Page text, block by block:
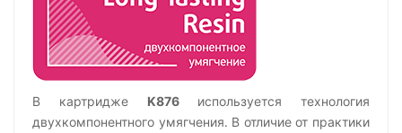
В картридже K876используется технология
двухкомпонентного умягчения. В отличие от практики